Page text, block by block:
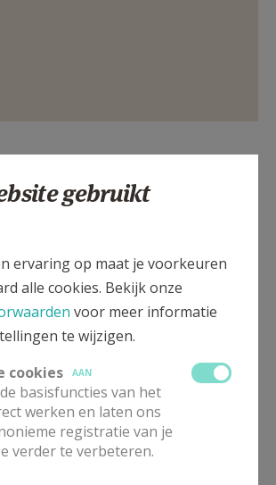
gebruikt
ervaring op maat je voorkeuren
alle cookies. Bekijk onze
voor meer informatie
te wijzigen.
cookies
AAN
basisfuncties van het
werken en laten ons
registratie van je
verder te verbeteren.